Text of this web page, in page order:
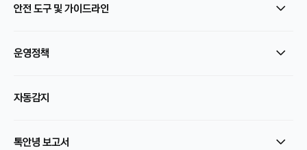
안전 도구 및 가이드라인
운영정책
자동감지
톡안녕 보고서